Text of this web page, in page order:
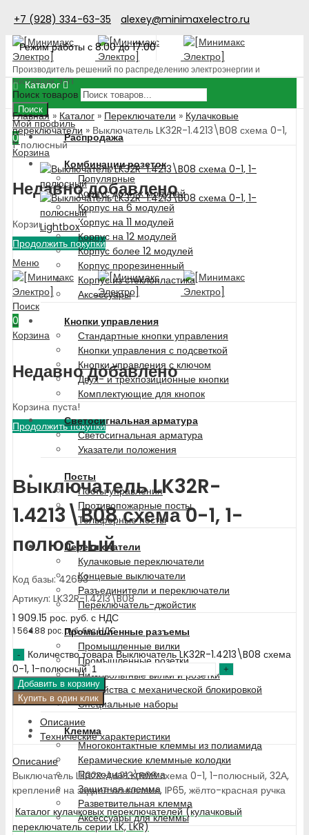
+7 (928) 334-63-35
alexey@minimaxelectro.ru
Режим работы с 8.00 до 17.00
Производитель решений по распределению электроэнергии и
поставщик ЭТП
Поиск товаров
Поиск
Мой профиль
0
Корзина
Недавно добавлено
Корзина пуста!
Продолжить покупки
Меню
Поиск
0
Корзина
Недавно добавлено
Корзина пуста!
Продолжить покупки
Каталог
Распродажа
Комбинации розеток
Популярные
Корпус до 4-х модулей
Корпус на 6 модулей
Корпус на 11 модулей
Корпус на 12 модулей
Корпус более 12 модулей
Корпус прорезиненный
Корпус из стеклопластика
Аксессуары
Кнопки управления
Стандартные кнопки управления
Кнопки управления с подсветкой
Кнопки управления с ключом
Двух- и трехпозиционные кнопки
Комплектующие для кнопок
Светосигнальная арматура
Светосигнальная арматура
Указатели положения
Посты
Посты управления
Противопожарные посты
Тельферные посты
Переключатели
Кулачковые переключатели
Концевые выключатели
Разъединители и переключатели
Переключатель-джойстик
Промышленные разъемы
Промышленные вилки
Промышленные розетки
Низковольтные вилки и розетки
Устройства с механической блокировкой
Специальные наборы
Клемма
Многоконтактные клеммы из полиамида
Керамические клеммные колодки
Проходная клемма
Защитная клемма
Разветвительная клемма
Аксессуары для клеммы
Главная » Каталог » Переключатели » Кулачковые
переключатели » Выключатель LK32R-1.4213\B08 схема 0-1,
1-полюсный
Lightbox
Выключатель LK32R-
1.4213\B08 схема 0-1, 1-
полюсный
Код базы: 42653
Артикул: LK32R-1.4213\B08
1 909.15 рос. руб. с НДС
1 564.88 рос. руб.без НДС
Количество товара Выключатель LK32R-1.4213\B08 схема
0-1, 1-полюсный
Добавить в корзину
Купить в один клик
Описание
Технические характеристики
Описание
Выключатель LK32R-1.4213\B08 схема 0-1, 1-полюсный, 32А,
крепление на заднее основание, IP65, жёлто-красная ручка
Каталог кулачковых переключателей (кулачковый
переключатель серии LK, LKR)